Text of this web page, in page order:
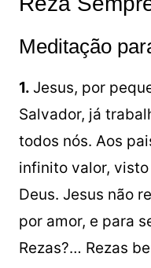
Meditação
1. Jesus, por
Salvador, já
todos nós. Aos
infinito valor,
Deus. Jesus não
por amor, e para
Rezas?… Rezas